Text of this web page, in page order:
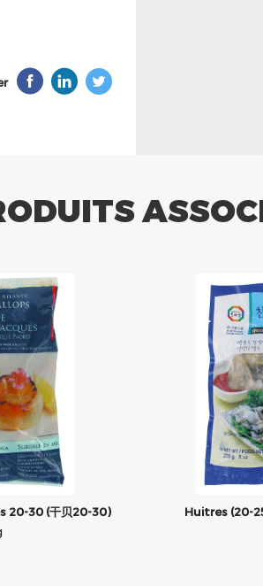
20-30 (干贝20-30) Huitres (20-